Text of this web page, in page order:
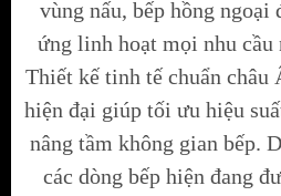
vùng nấu, bếp hồng ngoại
ứng linh hoạt mọi nhu cầu
Thiết kế tinh tế chuẩn châu
hiện đại giúp tối ưu hiệu
nâng tầm không gian bếp.
các dòng bếp hiện đang